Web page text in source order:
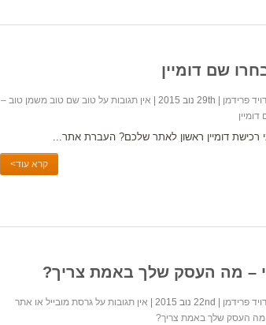
שם דומיין
פרידמן | 29th נוב 2015 | אין תגובות על טוב שם טוב משמן טוב –
רכישת דומיין ראשון לאתר שלכם? העברת אתר...
קרא עוד>
– מה העסק שלך באמת צריך?
פרידמן אין תגובות על גרסת מובייל או אתר
מה העסק שלך באמת צריך?